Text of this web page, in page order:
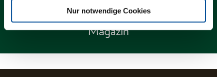
Nur notwendige Cookies
Magazin